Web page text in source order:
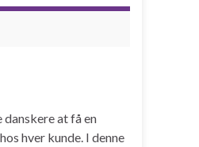
at få en
hver kunde. I denne